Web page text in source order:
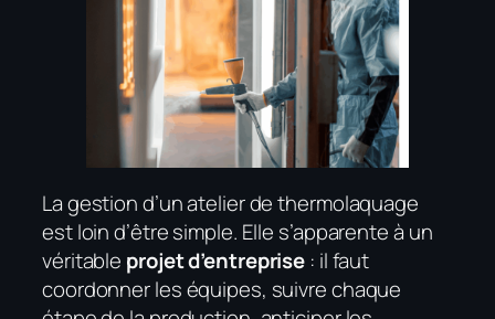
La gestion d’un atelier de thermolaquage
est loin d’être simple. Elle s’apparente à un
véritable projet d’entreprise : il faut
coordonner les équipes, suivre chaque